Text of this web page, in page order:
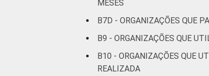
Saúde e
assistência
social
MESES
B7D - ORGANIZAÇÕES QUE
B9 - ORGANIZAÇÕES QUE
B10 - ORGANIZAÇÕES QUE
REALIZADA